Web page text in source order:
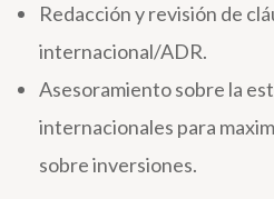
Redacción y revisión de
internacional/ADR.
Asesoramiento sobre la
internacionales para
sobre inversiones.